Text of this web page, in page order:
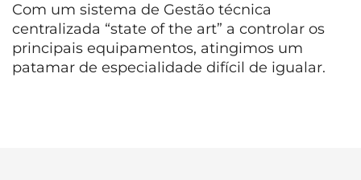
Com um sistema de Gestão técnica
centralizada “state of the art” a controlar os
principais equipamentos, atingimos um
patamar de especialidade difícil de igualar.